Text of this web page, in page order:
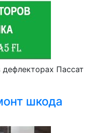
Пассат
шкода